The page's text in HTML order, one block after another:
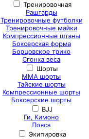
Тренировочная
Рашгарды
Тренировочные футболки
Тренировочные майки
Компрессионные штаны
Боксерская форма
Борцовское трико
Сгонка веса
Шорты
ММА шорты
Тайские шорты
Компрессионные шорты
Боксерские шорты
BJJ
Ги, Кимоно
Пояса
Экипировка